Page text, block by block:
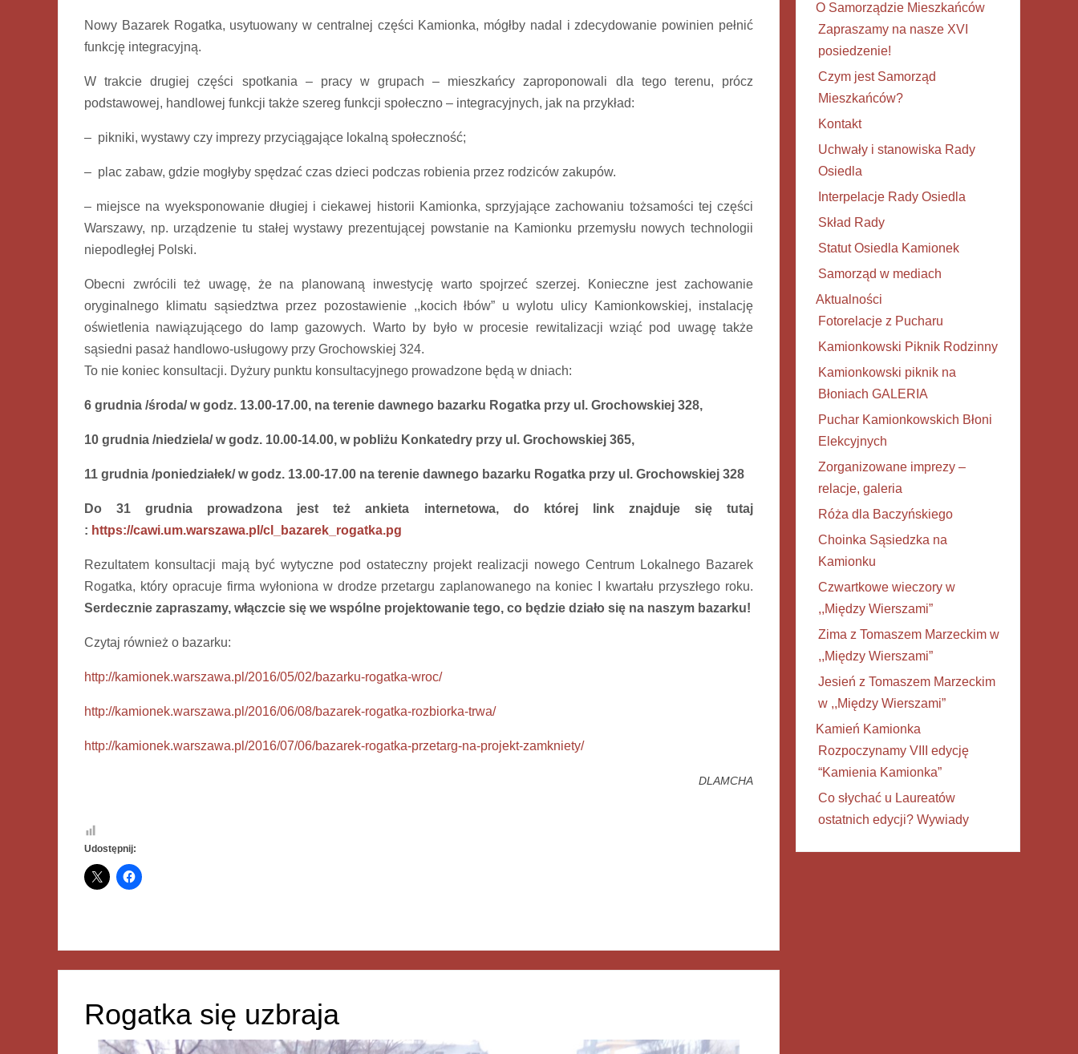
Nowy Bazarek Rogatka, usytuowany w centralnej części Kamionka, mógłby nadal i zdecydowanie powinien pełnić
funkcję integracyjną.
W trakcie drugiej części spotkania – pracy w grupach – mieszkańcy zaproponowali dla tego terenu, prócz
podstawowej, handlowej funkcji także szereg funkcji społeczno – integracyjnych, jak na przykład:
– pikniki, wystawy czy imprezy przyciągające lokalną społeczność;
– plac zabaw, gdzie mogłyby spędzać czas dzieci podczas robienia przez rodziców zakupów.
– miejsce na wyeksponowanie długiej i ciekawej historii Kamionka, sprzyjające zachowaniu tożsamości tej części
Warszawy, np. urządzenie tu stałej wystawy prezentującej powstanie na Kamionku przemysłu nowych technologii
niepodległej Polski.
Obecni zwrócili też uwagę, że na planowaną inwestycję warto spojrzeć szerzej. Konieczne jest zachowanie
oryginalnego klimatu sąsiedztwa przez pozostawienie ,,kocich łbów” u wylotu ulicy Kamionkowskiej, instalację
oświetlenia nawiązującego do lamp gazowych. Warto by było w procesie rewitalizacji wziąć pod uwagę także
sąsiedni pasaż handlowo-usługowy przy Grochowskiej 324.
To nie koniec konsultacji. Dyżury punktu konsultacyjnego prowadzone będą w dniach:
6 grudnia /środa/ w godz. 13.00-17.00, na terenie dawnego bazarku Rogatka przy ul. Grochowskiej 328,
10 grudnia /niedziela/ w godz. 10.00-14.00, w pobliżu Konkatedry przy ul. Grochowskiej 365,
11 grudnia /poniedziałek/ w godz. 13.00-17.00 na terenie dawnego bazarku Rogatka przy ul. Grochowskiej 328
Do 31 grudnia prowadzona jest też ankieta internetowa, do której link znajduje się tutaj
: https://cawi.um.warszawa.pl/cl_bazarek_rogatka.pg
Rezultatem konsultacji mają być wytyczne pod ostateczny projekt realizacji nowego Centrum Lokalnego Bazarek
Rogatka, który opracuje firma wyłoniona w drodze przetargu zaplanowanego na koniec I kwartału przyszłego roku.
Serdecznie zapraszamy, włączcie się we wspólne projektowanie tego, co będzie działo się na naszym bazarku!
Czytaj również o bazarku:
http://kamionek.warszawa.pl/2016/05/02/bazarku-rogatka-wroc/
http://kamionek.warszawa.pl/2016/06/08/bazarek-rogatka-rozbiorka-trwa/
http://kamionek.warszawa.pl/2016/07/06/bazarek-rogatka-przetarg-na-projekt-zamkniety/
DLAMCHA
Udostępnij:
Rogatka się uzbraja
O Samorządzie Mieszkańców
Zapraszamy na nasze XVI
posiedzenie!
Czym jest Samorząd
Mieszkańców?
Kontakt
Uchwały i stanowiska Rady
Osiedla
Interpelacje Rady Osiedla
Skład Rady
Statut Osiedla Kamionek
Samorząd w mediach
Aktualności
Fotorelacje z Pucharu
Kamionkowski Piknik Rodzinny
Kamionkowski piknik na
Błoniach GALERIA
Puchar Kamionkowskich Błoni
Elekcyjnych
Zorganizowane imprezy –
relacje, galeria
Róża dla Baczyńskiego
Choinka Sąsiedzka na
Kamionku
Czwartkowe wieczory w
,,Między Wierszami”
Zima z Tomaszem Marzeckim w
,,Między Wierszami”
Jesień z Tomaszem Marzeckim
w ,,Między Wierszami”
Kamień Kamionka
Rozpoczynamy VIII edycję
“Kamienia Kamionka”
Co słychać u Laureatów
ostatnich edycji? Wywiady